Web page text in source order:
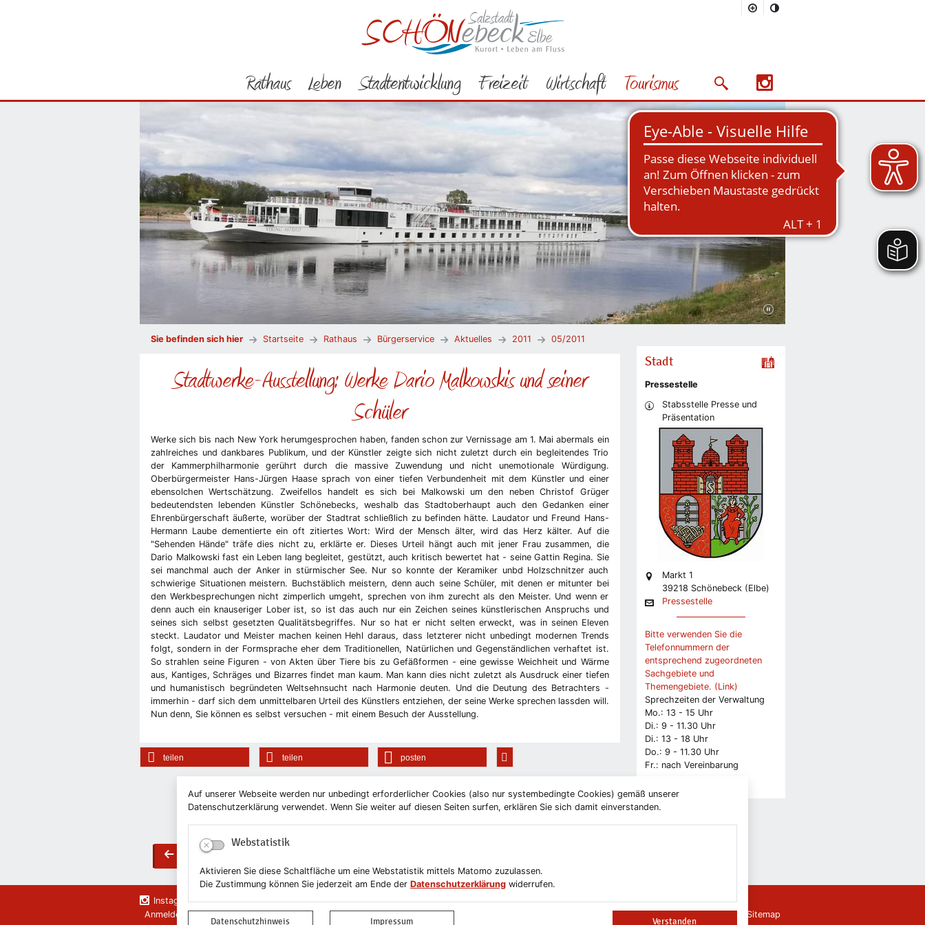
Auf unserer Webseite werden nur unbedingt erforderlicher Cookies (also nur systembedingte Cookies) gemäß unserer
Datenschutzerklärung verwendet. Wenn Sie weiter auf diesen Seiten surfen, erklären Sie sich damit einverstanden.
Webstatistik
Aktivieren Sie diese Schaltfläche um eine Webstatistik mittels Matomo zuzulassen.
Die Zustimmung können Sie jederzeit am Ende der Datenschutzerklärung widerrufen.
Datenschutzhinweis Impressum Verstanden
Rathaus Leben Stadtentwicklung Freizeit Wirtschaft Tourismus Suchmaske öffnen/schließen
Vorheriges Bild Nächstes Bild
Sie befinden sich hier Startseite Rathaus Bürgerservice Aktuelles 2011 05/2011
Stadtwerke-Ausstellung: Werke Dario Malkowskis und seiner
Schüler
Werke sich bis nach New York herumgesprochen haben, fanden schon zur Vernissage am 1. Mai abermals ein
zahlreiches und dankbares Publikum, und der Künstler zeigte sich nicht zuletzt durch ein begleitendes Trio
der Kammerphilharmonie gerührt durch die massive Zuwendung und nicht unemotionale Würdigung.
Oberbürgermeister Hans-Jürgen Haase sprach von einer tiefen Verbundenheit mit dem Künstler und einer
ebensolchen Wertschätzung. Zweifellos handelt es sich bei Malkowski um den neben Christof Grüger
bedeutendsten lebenden Künstler Schönebecks, weshalb das Stadtoberhaupt auch den Gedanken einer
Ehrenbürgerschaft äußerte, worüber der Stadtrat schließlich zu befinden hätte. Laudator und Freund Hans-
Hermann Laube dementierte ein oft zitiertes Wort: Wird der Mensch älter, wird das Herz kälter. Auf die
"Sehenden Hände" träfe dies nicht zu, erklärte er. Dieses Urteil hängt auch mit jener Frau zusammen, die
Dario Malkowski fast ein Leben lang begleitet, gestützt, auch kritisch bewertet hat - seine Gattin Regina. Sie
sei manchmal auch der Anker in stürmischer See. Nur so konnte der Keramiker unbd Holzschnitzer auch
schwierige Situationen meistern. Buchstäblich meistern, denn auch seine Schüler, mit denen er mitunter bei
den Werkbesprechungen nicht zimperlich umgeht, sprechen von ihm zurecht als den Meister. Und wenn er
denn auch ein knauseriger Lober ist, so ist das auch nur ein Zeichen seines künstlerischen Anspruchs und
seines sich selbst gesetzten Qualitätsbegriffes. Nur so hat er nicht selten erweckt, was in seinen Eleven
steckt. Laudator und Meister machen keinen Hehl daraus, dass letzterer nicht unbedingt modernen Trends
folgt, sondern in der Formsprache eher dem Traditionellen, Natürlichen und Gegenständlichen verhaftet ist.
So strahlen seine Figuren - von Akten über Tiere bis zu Gefäßformen - eine gewisse Weichheit und Wärme
aus, Kantiges, Schräges und Bizarres findet man kaum. Man kann dies nicht zuletzt als Ausdruck einer tiefen
und humanistisch begründeten Weltsehnsucht nach Harmonie deuten. Und die Deutung des Betrachters -
immerhin - darf sich dem unmittelbaren Urteil des Künstlers entziehen, der seine Werke sprechen lassden will.
Nun denn, Sie können es selbst versuchen - mit einem Besuch der Ausstellung.
teilen teilen posten
back Zurück
Stadt
Pressestelle
Stabsstelle Presse und
Präsentation
Markt 1
39218 Schönebeck (Elbe)
Pressestelle
Bitte verwenden Sie die
Telefonnummern der
entsprechend zugeordneten
Sachgebiete und
Themengebiete. (Link)
Sprechzeiten der Verwaltung
Mo.: 13 - 15 Uhr
Di.: 9 - 11.30 Uhr
Di.: 13 - 18 Uhr
Do.: 9 - 11.30 Uhr
Fr.: nach Vereinbarung
Instagram
Anmelden
Kontakt Newsletter Newsletterabmeldung Impressum Datenschutzerklärung Sitemap